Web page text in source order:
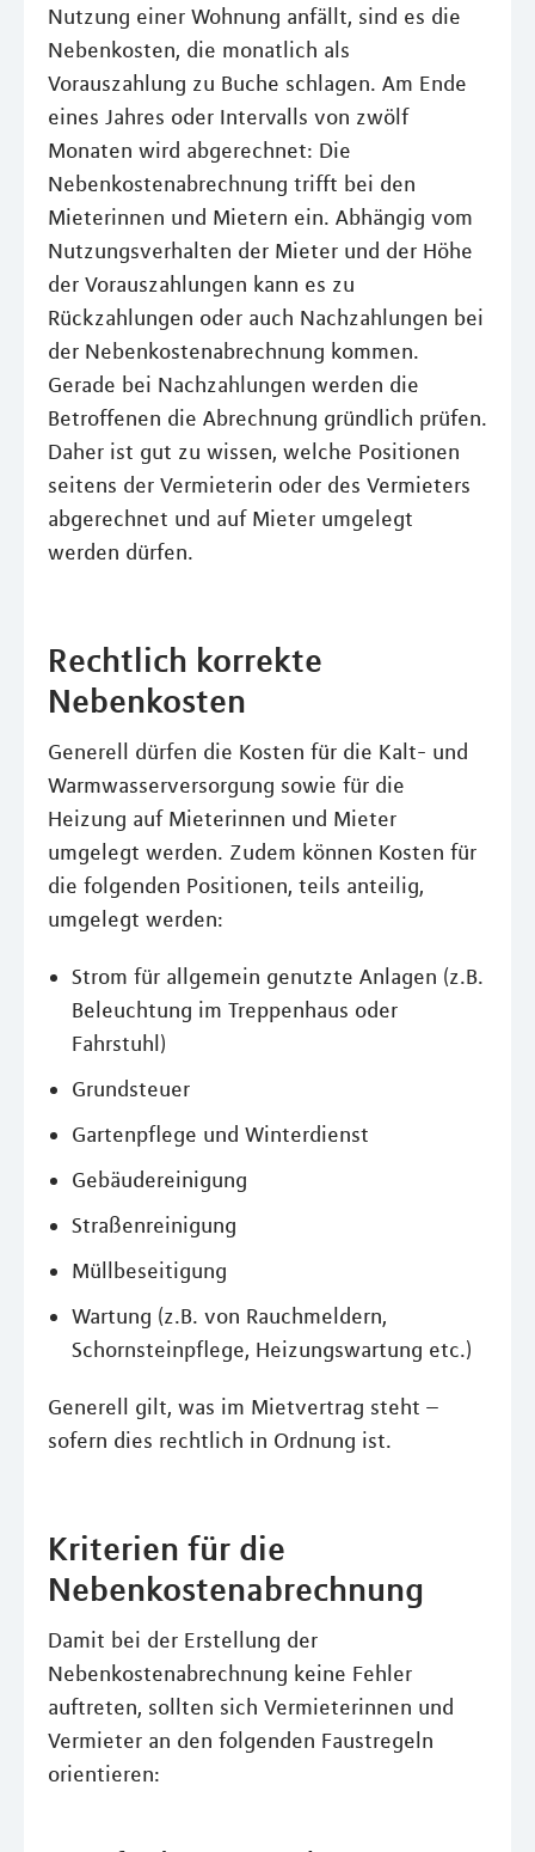
Nutzung einer Wohnung anfällt, sind es die
Nebenkosten, die monatlich als
Vorauszahlung zu Buche schlagen. Am Ende
eines Jahres oder Intervalls von zwölf
Monaten wird abgerechnet: Die
Nebenkostenabrechnung trifft bei den
Mieterinnen und Mietern ein. Abhängig vom
Nutzungsverhalten der Mieter und der Höhe
der Vorauszahlungen kann es zu
Rückzahlungen oder auch Nachzahlungen bei
der Nebenkostenabrechnung kommen.
Gerade bei Nachzahlungen werden die
Betroffenen die Abrechnung gründlich prüfen.
Daher ist gut zu wissen, welche Positionen
seitens der Vermieterin oder des Vermieters
abgerechnet und auf Mieter umgelegt
werden dürfen.
Rechtlich korrekte
Nebenkosten
Generell dürfen die Kosten für die Kalt- und
Warmwasserversorgung sowie für die
Heizung auf Mieterinnen und Mieter
umgelegt werden. Zudem können Kosten für
die folgenden Positionen, teils anteilig,
umgelegt werden:
Strom für allgemein genutzte Anlagen (z.B.
Beleuchtung im Treppenhaus oder
Fahrstuhl)
Grundsteuer
Gartenpflege und Winterdienst
Gebäudereinigung
Straßenreinigung
Müllbeseitigung
Wartung (z.B. von Rauchmeldern,
Schornsteinpflege, Heizungswartung etc.)
Generell gilt, was im Mietvertrag steht –
sofern dies rechtlich in Ordnung ist.
Kriterien für die
Nebenkostenabrechnung
Damit bei der Erstellung der
Nebenkostenabrechnung keine Fehler
auftreten, sollten sich Vermieterinnen und
Vermieter an den folgenden Faustregeln
orientieren: